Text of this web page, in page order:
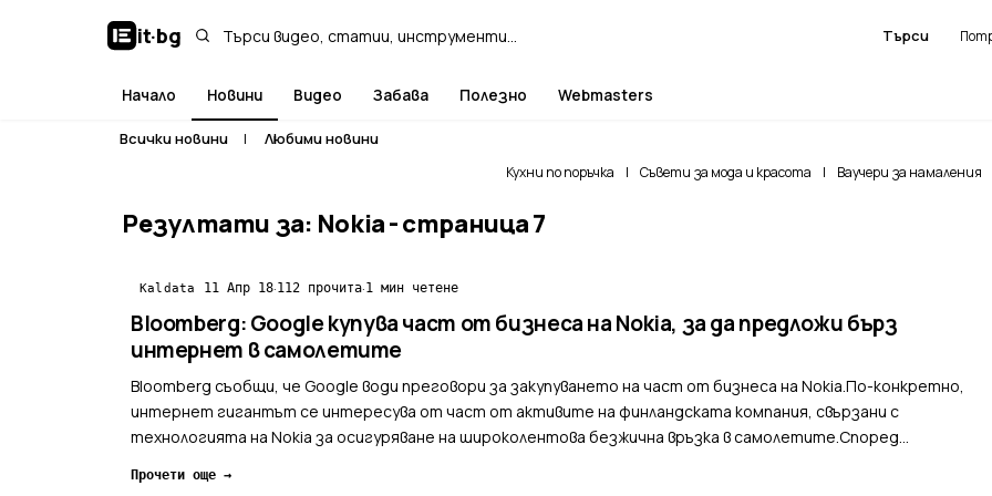
it·bg Търси
Начало Новини Видео Забава Полезно Webmasters
Всички новини | Любими новини
Кухни по поръчка | Съвети за мода и красота | Ваучери за намаления
Резултати за: Nokia - страница 7
Kaldata 11 Апр 18·112 прочита·1 мин четене
Bloomberg: Google купува част от бизнеса на Nokia, за да предложи бърз
интернет в самолетите
Bloomberg съобщи, че Google води преговори за закупуването на част от бизнеса на Nokia.По-конкретно,
интернет гигантът се интересува от част от активите на финландската компания, свързани с
технологията на Nokia за осигуряване на широколентова безжична връзка в самолетите.Според
Прочети още →